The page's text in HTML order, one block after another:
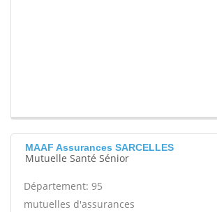
MAAF Assurances SARCELLES
Mutuelle Santé Sénior
Département: 95
mutuelles d'assurances